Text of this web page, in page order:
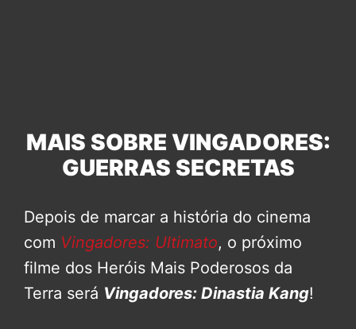
MAIS SOBRE VINGADORES:
GUERRAS SECRETAS
Depois de marcar a história do cinema
com Vingadores: Ultimato, o próximo
filme dos Heróis Mais Poderosos da
Terra será Vingadores: Dinastia Kang!